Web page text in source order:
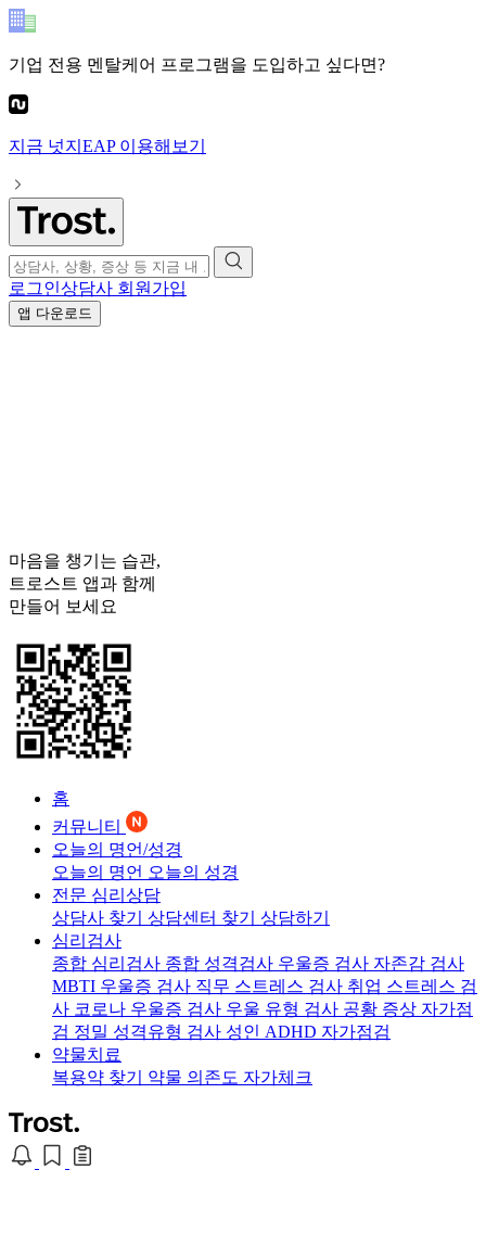
기업 전용 멘탈케어 프로그램을 도입하고 싶다면?
지금 넛지EAP이용해보기
로그인상담사 회원가입
앱 다운로드
마음을 챙기는 습관,
트로스트 앱과 함께
만들어 보세요
홈
커뮤니티
오늘의 명언/성경
오늘의 명언 오늘의 성경
전문 심리상담
상담사 찾기 상담센터 찾기 상담하기
심리검사
종합 심리검사 종합 성격검사 우울증 검사 자존감 검사
MBTI 우울증 검사 직무 스트레스 검사 취업 스트레스 검
사 코로나 우울증 검사 우울 유형 검사 공황 증상 자가점
검 정밀 성격유형 검사 성인 ADHD 자가점검
약물치료
복용약 찾기 약물 의존도 자가체크